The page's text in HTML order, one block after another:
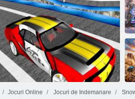
Snow Rider Obby Parkour
Jocuri Online Jocuri de Indemanare